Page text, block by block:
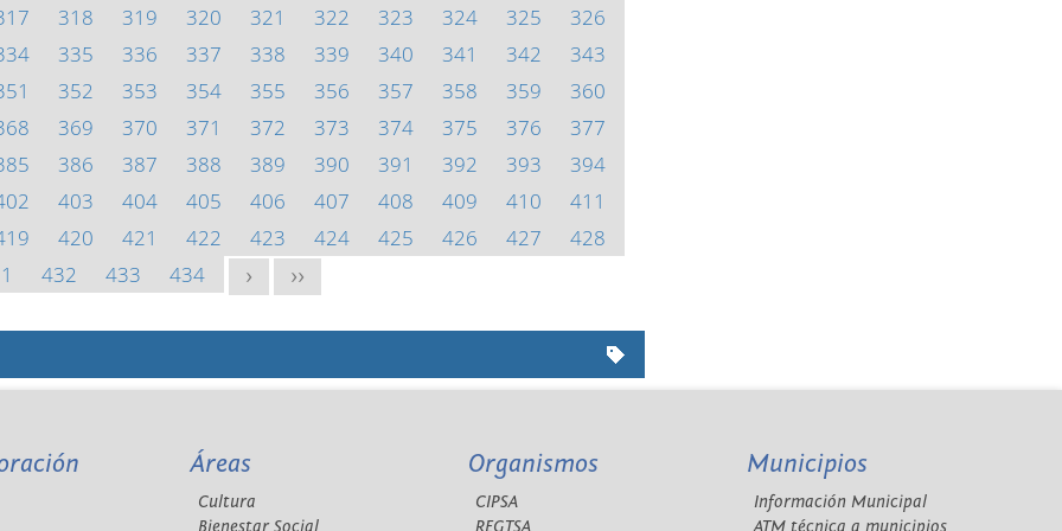
318 319 320 321 322 323 324 325
326
335 336 337 338 339 340 341 342
343
352 353 354 355 356 357 358 359
360
369 370 371 372 373 374 375 376
377
386 387 388 389 390 391 392 393
394
403 404 405 406 407 408 409 410
411
420 421 422 423 424 425 426 427
428
432 433 434 > >>
Áreas
Cultura
Organismos
CIPSA
Municipios
Información Municipal